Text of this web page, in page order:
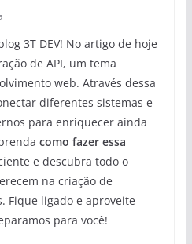
3T DEV! No artigo de hoje
de API, um tema
web. Através dessa
diferentes sistemas e
para enriquecer ainda
como fazer essa
e descubra todo o
na criação de
Fique ligado e aproveite
para você!